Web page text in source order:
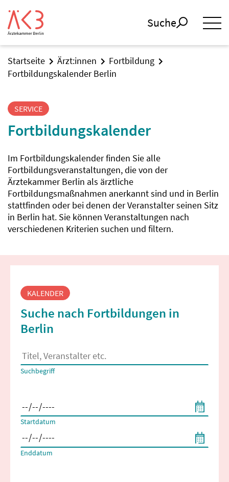
Suche
Startseite Ärzt:innen
Fortbildung
Fortbildungskalender Berlin
SERVICE
Fortbildungskalender
Im Fortbildungskalender finden Sie alle
Fortbildungsveranstaltungen, die von der
Ärztekammer Berlin als ärztliche
Fortbildungsmaßnahmen anerkannt sind und in Berlin
stattfinden oder bei denen der Veranstalter seinen Sitz
in Berlin hat. Sie können Veranstaltungen nach
verschiedenen Kriterien suchen und filtern.
Fortbildungssuche
KALENDER
Suche nach Fortbildungen in
Berlin
Es erscheinen Suchvorschläge, wenn mindestens 2 Zeichen
Suchbegriff
Startdatum
Enddatum